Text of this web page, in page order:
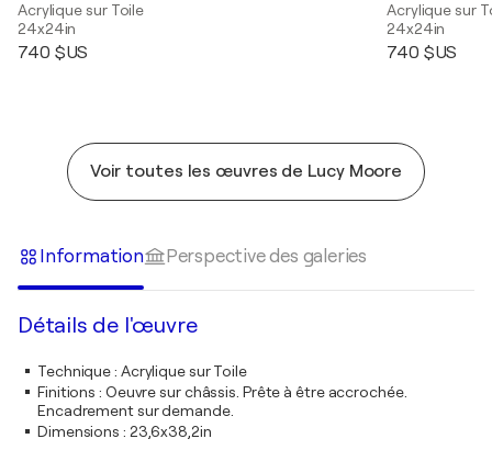
Acrylique sur Toile
24x24in
740 $US
Acrylique sur
24x24in
740 $US
Voir toutes les œuvres de Lucy Moore
Information Perspective des galeries
Détails de l'œuvre
Technique: Acrylique sur Toile
Finitions : Oeuvre sur châssis. Prête à être accrochée.
Encadrement sur demande.
Dimensions : 23,6x38,2in